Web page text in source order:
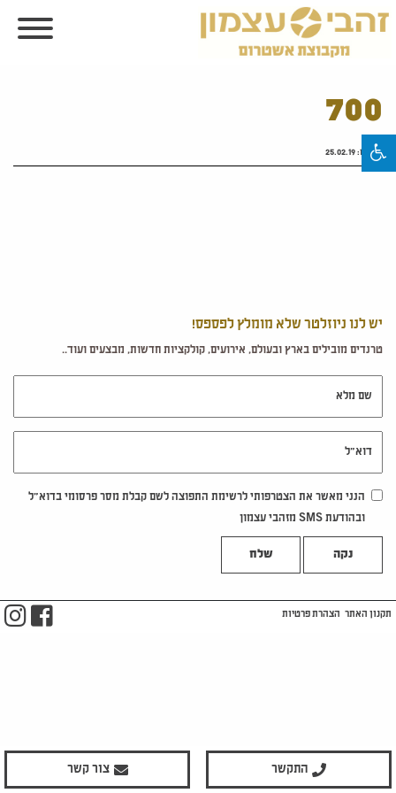
700
פורסם:25.02.19
יש לנו ניוזלטר שלא מומלץ לפספס!
טרנדים מובילים בארץ ובעולם, אירועים, קולקציות חדשות, מבצעים ועוד..
הנני מאשר את הצטרפותי לרשימת התפוצה לשם קבלת מסר פרסומי בדוא"ל
ובהודעת SMS מזהבי עצמון
נקה
התקשר צור קשר
תקנון האתר הצהרת פרטיות